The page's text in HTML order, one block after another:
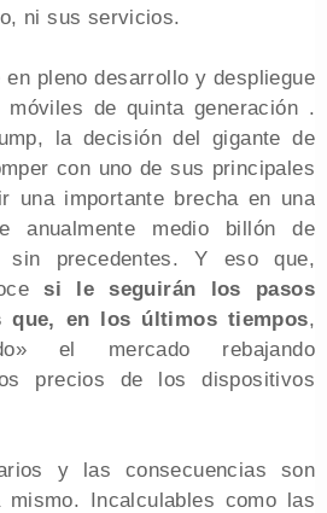
ni sus servicios.
pleno desarrollo y despliegue
de quinta generación .
la decisión del gigante de
con uno de sus principales
una importante brecha en una
anualmente medio billón de
precedentes. Y eso que,
si le seguirán los pasos
que, en los últimos tiempos,
el mercado rebajando
precios de los dispositivos
y las consecuencias son
mismo. Incalculables como las